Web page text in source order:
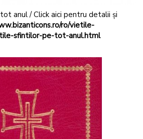
anul / Click aici pentru detalii și
ro/vietile-
sfintilor-pe-tot-anul.html